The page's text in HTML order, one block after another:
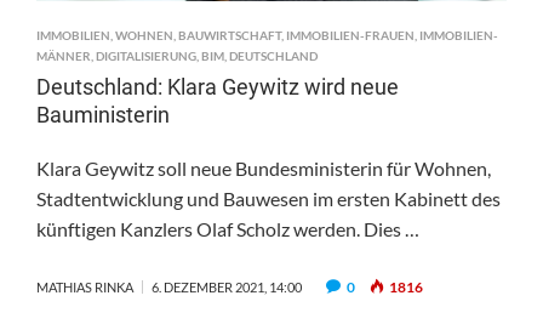
IMMOBILIEN,WOHNEN,BAUWIRTSCHAFT, IMMOBILIEN-FRAUEN, IMMOBILIEN-
MÄNNER,DIGITALISIERUNG,BIM,DEUTSCHLAND
Deutschland: Klara Geywitz wird neue
Bauministerin
Klara Geywitz soll neue Bundesministerin für Wohnen,
Stadtentwicklung und Bauwesen im ersten Kabinett des
künftigen Kanzlers Olaf Scholz werden. Dies …
MATHIAS RINKA 6. DEZEMBER 2021, 14:00 0 1816